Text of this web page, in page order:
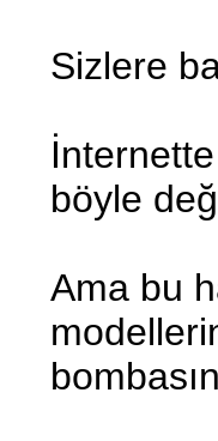
Sizlere
böyle
Ama bu